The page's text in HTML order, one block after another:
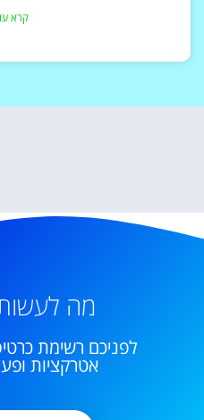
קרא
מה
לפניכם רשימת
אטרקציות